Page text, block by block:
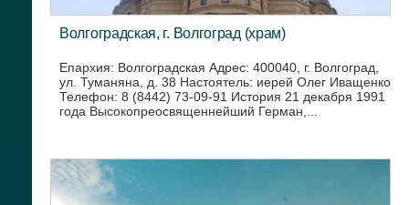
Волгоградская, г. Волгоград (храм)
Епархия: Волгоградская Адрес: 400040, г. Волгоград,
ул. Туманяна, д. 38 Настоятель: иерей Олег Иващенко
Телефон: 8 (8442) 73-09-91 История 21 декабря 1991
года Высокопреосвященнейший Герман,...